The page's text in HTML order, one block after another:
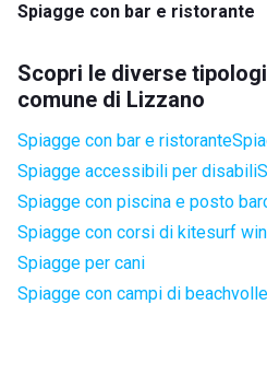
Spiagge con bar e ristorante
Scopri le diverse
comune di Lizzano
Spiagge con bar e ristorante
Spiagge accessibili per disabili
Spiagge con piscina e posto
Spiagge con corsi di kitesurf
Spiagge per cani
Spiagge con campi di